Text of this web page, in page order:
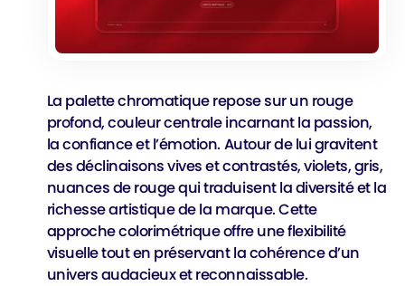
La palette chromatique repose sur un rouge
profond, couleur centrale incarnant la passion,
la confiance et l’émotion. Autour de lui gravitent
des déclinaisons vives et contrastés, violets, gris,
nuances de rouge qui traduisent la diversité et la
richesse artistique de la marque. Cette
approche colorimétrique offre une flexibilité
visuelle tout en préservant la cohérence d’un
univers audacieux et reconnaissable.